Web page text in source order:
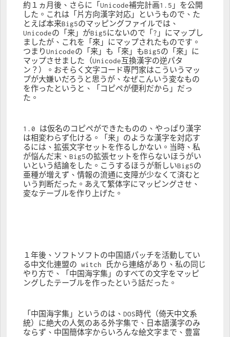
約１ヵ月後、さらに「Unicode補完計画1.5」を公開
した。これは「片方向漢字対応」というもので、た
とえば本来Big5のマッピングファイルでは、
Unicodeの「来」がBig5にないので「?」にマップし
ましたが、これを「來」にマップされたものです。
つまりUnicodeの「来」も「來」もBig5の「來」に
マップさせました（Unicode互換漢字の逆パタ
ン？）。おそらく文字コード専門家はこういうマッ
プが大嫌いだろうと思うが、なぜこんいう変なもの
を作ったというと、「コピペが便利だから」だっ
た。
1.0 は仮名のコピペができたものの、やっぱり漢字
は相変わらず化ける。「来」のような漢字を対応す
るには、拡張文字セットを作るしかない。当時、私
が悩んだ末、Big5の拡張セットを作らないほうがい
いという結論をした。こうするほうが新しいBig5の
亜種が増えず、情報の流通に支障が少なくて済むと
いう判断だった。あえて繁体字にマッピングさせ、
変なテーブルを作り上げた。
１年後、ソフトソフトの中国語パッチを活動してい
る中文化連盟の witch 氏から連絡があり、私の同じ
やり方で、「中国海字集」のすべての文字をマッピ
ングしたテーブルを作ったという話だった。
「中国海字集」というのは、DOS時代（倚天中文系
統）に絶大の人気のある外字集で、日本語漢字のみ
ならず、中国簡体字からいろんな絵文字まで、豊富